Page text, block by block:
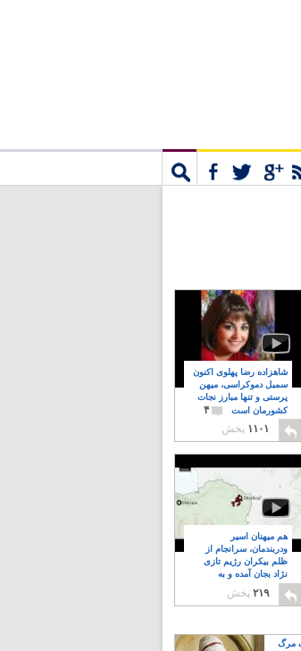
شاهزاده رضا پهلوی اکنون
سمبل دموکراسی، میهن
پرستی و تنها مبارز نجات
کشورمان است
۴
۱۱۰۱ پخش
هم میهنان اسیر
ودربندمان، سرانجام از
ظلم بیکران رژیم تازی
نژاد بجان آمده و به
۲۱۹ پخش
مرگ